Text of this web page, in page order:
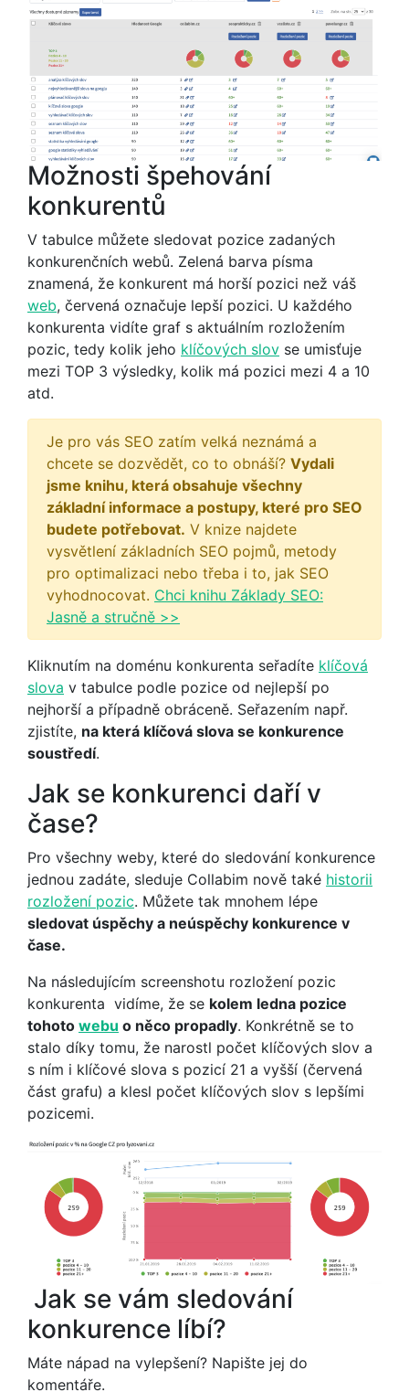
Možnosti špehování
konkurentů
V tabulce můžete sledovat pozice zadaných
konkurenčních webů. Zelená barva písma
znamená, že konkurent má horší pozici než váš
web, červená označuje lepší pozici. U každého
konkurenta vidíte graf s aktuálním rozložením
pozic, tedy kolik jeho klíčových slov se umisťuje
mezi TOP 3 výsledky, kolik má pozici mezi 4 a 10
atd.
Je pro vás SEO zatím velká neznámá a
chcete se dozvědět, co to obnáší? Vydali
jsme knihu, která obsahuje všechny
základní informace a postupy, které pro SEO
budete potřebovat. V knize najdete
vysvětlení základních SEO pojmů, metody
pro optimalizaci nebo třeba i to, jak SEO
vyhodnocovat. Chci knihu Základy SEO:
Jasně a stručně >>
Kliknutím na doménu konkurenta seřadíte klíčová
slova v tabulce podle pozice od nejlepší po
nejhorší a případně obráceně. Seřazením např.
zjistíte, na která klíčová slova se konkurence
soustředí.
Jak se konkurenci daří v
čase?
Pro všechny weby, které do sledování konkurence
jednou zadáte, sleduje Collabim nově také historii
rozložení pozic. Můžete tak mnohem lépe
sledovat úspěchy a neúspěchy konkurence v
čase.
Na následujícím screenshotu rozložení pozic
konkurenta vidíme, že se kolem ledna pozice
tohoto webu o něco propadly. Konkrétně se to
stalo díky tomu, že narostl počet klíčových slov a
s ním i klíčové slova s pozicí 21 a vyšší (červená
část grafu) a klesl počet klíčových slov s lepšími
pozicemi.
Jak se vám sledování
konkurence líbí?
Máte nápad na vylepšení? Napište jej do
komentáře.